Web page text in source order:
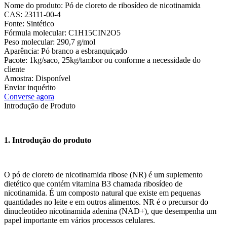
Nome do produto: Pó de cloreto de ribosídeo de nicotinamida
CAS: 23111-00-4
Fonte: Sintético
Fórmula molecular: C1H15CIN2O5
Peso molecular: 290,7 g/mol
Aparência: Pó branco a esbranquiçado
Pacote: 1kg/saco, 25kg/tambor ou conforme a necessidade do
cliente
Amostra: Disponível
Enviar inquérito
Converse agora
Introdução de Produto
1. Introdução do produto
O pó de cloreto de nicotinamida ribose (NR) é um suplemento
dietético que contém vitamina B3 chamada ribosídeo de
nicotinamida. É um composto natural que existe em pequenas
quantidades no leite e em outros alimentos. NR é o precursor do
dinucleotídeo nicotinamida adenina (NAD+), que desempenha um
papel importante em vários processos celulares.